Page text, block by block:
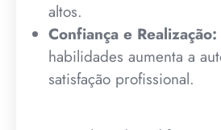
altos.
Confiança e Realização:
habilidades aumenta a
satisfação profissional.